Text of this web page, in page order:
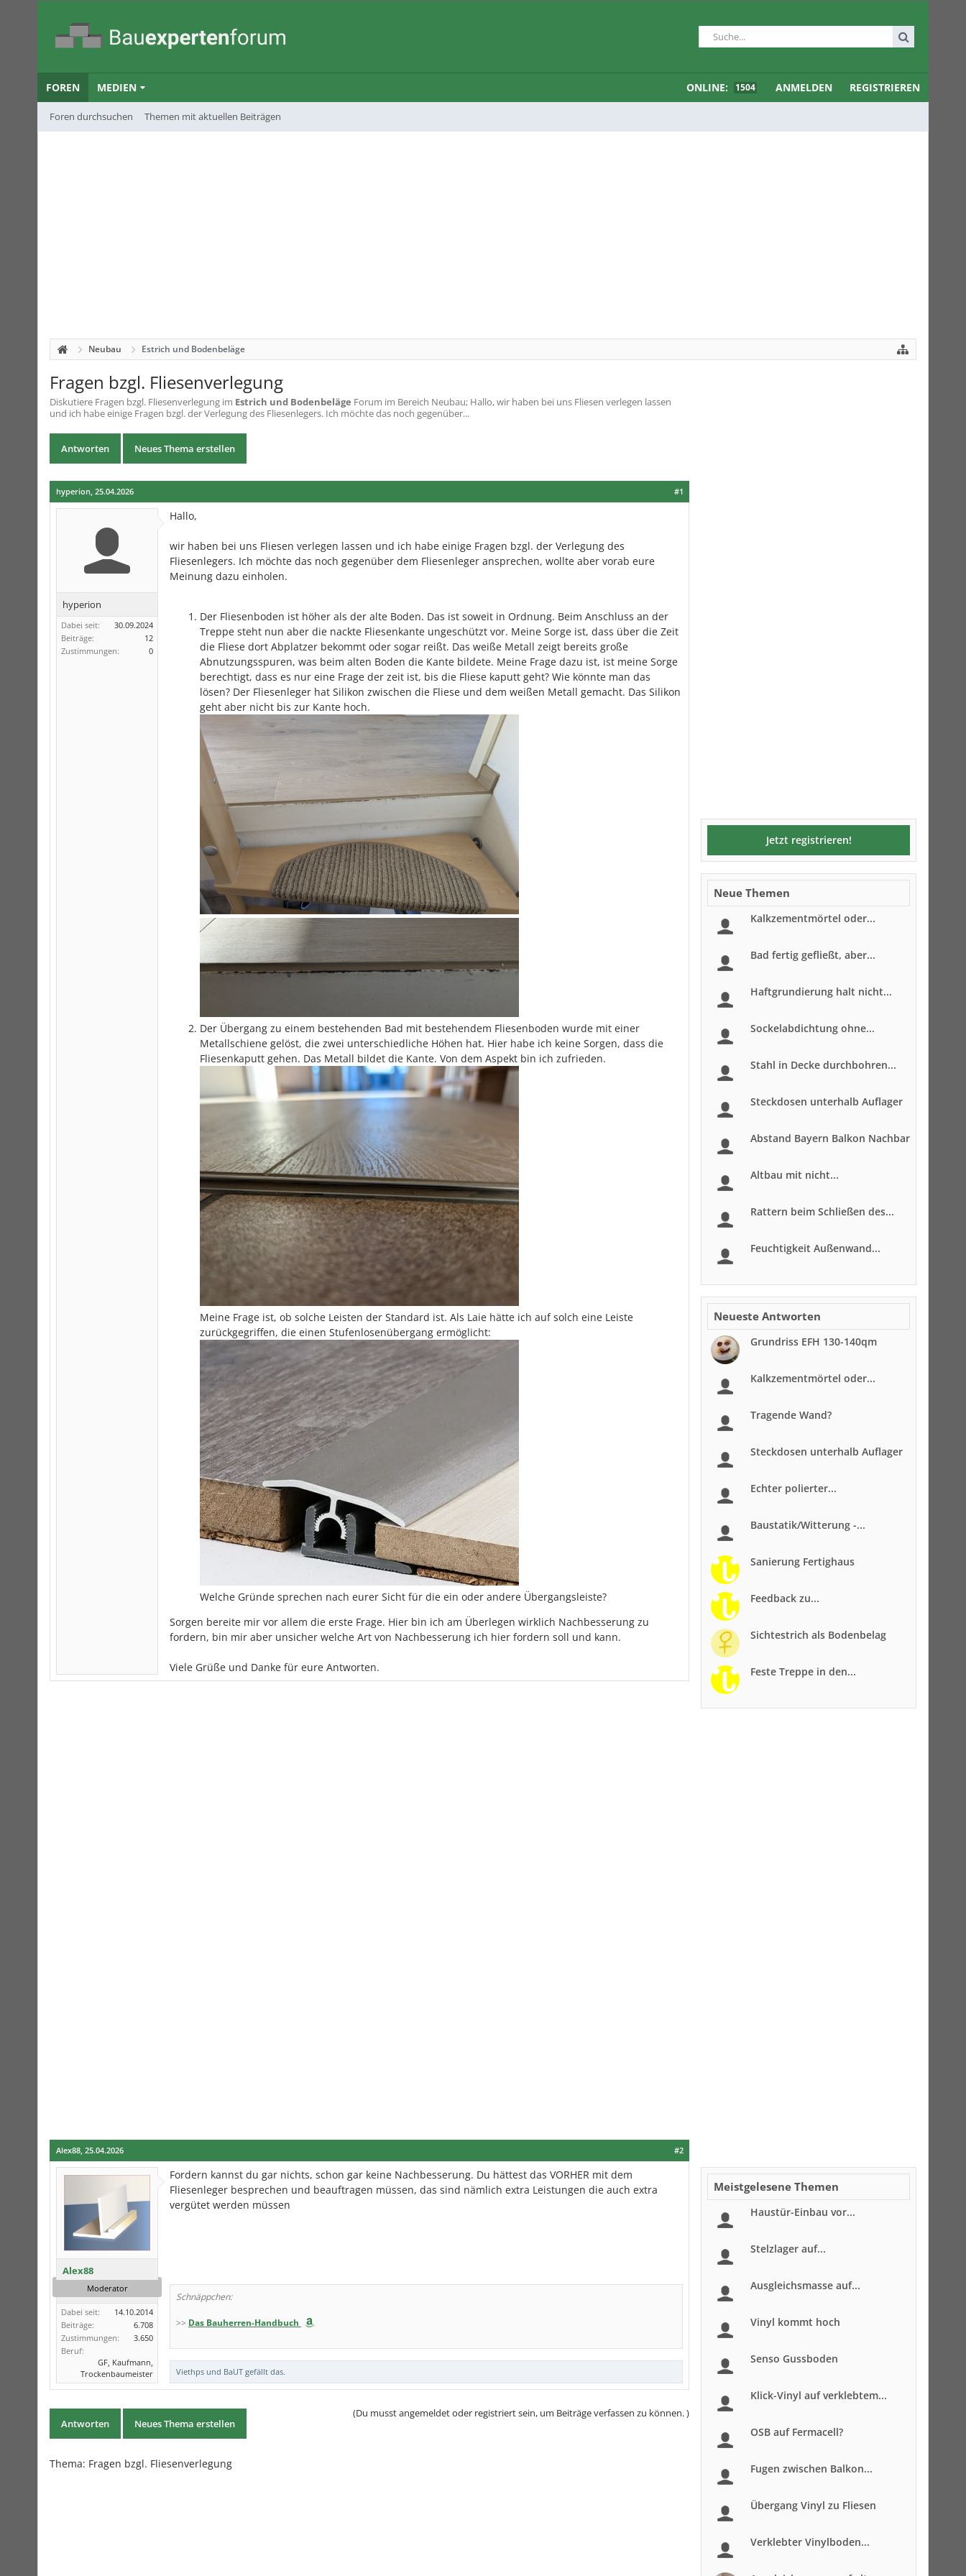
FOREN
Foren durchsuchen Themen mit aktuellen Beiträgen
MEDIEN ONLINE: 1504 ANMELDEN REGISTRIEREN
Neubau Estrich und Bodenbeläge
Fragen bzgl. Fliesenverlegung
Diskutiere Fragen bzgl. Fliesenverlegung im Estrich und Bodenbeläge Forum im Bereich Neubau; Hallo, wir haben bei uns Fliesen verlegen lassen
und ich habe einige Fragen bzgl. der Verlegung des Fliesenlegers. Ich möchte das noch gegenüber...
Antworten Neues Thema erstellen
#1
hyperion, 25.04.2026
hyperion
Dabei seit:
30.09.2024
Beiträge:
12
Zustimmungen:
0
Hallo,
wir haben bei uns Fliesen verlegen lassen und ich habe einige Fragen bzgl. der Verlegung des
Fliesenlegers. Ich möchte das noch gegenüber dem Fliesenleger ansprechen, wollte aber vorab eure
Meinung dazu einholen.
Der Fliesenboden ist höher als der alte Boden. Das ist soweit in Ordnung. Beim Anschluss an der
Treppe steht nun aber die nackte Fliesenkante ungeschützt vor. Meine Sorge ist, dass über die Zeit
die Fliese dort Abplatzer bekommt oder sogar reißt. Das weiße Metall zeigt bereits große
Abnutzungsspuren, was beim alten Boden die Kante bildete. Meine Frage dazu ist, ist meine Sorge
berechtigt, dass es nur eine Frage der zeit ist, bis die Fliese kaputt geht? Wie könnte man das
lösen? Der Fliesenleger hat Silikon zwischen die Fliese und dem weißen Metall gemacht. Das Silikon
geht aber nicht bis zur Kante hoch.
Der Übergang zu einem bestehenden Bad mit bestehendem Fliesenboden wurde mit einer
Metallschiene gelöst, die zwei unterschiedliche Höhen hat. Hier habe ich keine Sorgen, dass die
Fliesenkaputt gehen. Das Metall bildet die Kante. Von dem Aspekt bin ich zufrieden.
Meine Frage ist, ob solche Leisten der Standard ist. Als Laie hätte ich auf solch eine Leiste
zurückgegriffen, die einen Stufenlosenübergang ermöglicht:
Welche Gründe sprechen nach eurer Sicht für die ein oder andere Übergangsleiste?
Sorgen bereite mir vor allem die erste Frage. Hier bin ich am Überlegen wirklich Nachbesserung zu
fordern, bin mir aber unsicher welche Art von Nachbesserung ich hier fordern soll und kann.
Viele Grüße und Danke für eure Antworten.
#2
Alex88, 25.04.2026
Alex88
Moderator
Dabei seit:
14.10.2014
Beiträge:
6.708
Zustimmungen:
3.650
Beruf:
GF, Kaufmann,
Trockenbaumeister
Fordern kannst du gar nichts, schon gar keine Nachbesserung. Du hättest das VORHER mit dem
Fliesenleger besprechen und beauftragen müssen, das sind nämlich extra Leistungen die auch extra
vergütet werden müssen
Schnäppchen:
>> Das Bauherren-Handbuch
Viethps und BaUT gefällt das.
Antworten Neues Thema erstellen
(Du musst angemeldet oder registriert sein, um Beiträge verfassen zu können. )
Thema: Fragen bzgl. Fliesenverlegung
Jetzt registrieren!
Neue Themen
Kalkzementmörtel oder...
Bad fertig gefließt, aber...
Haftgrundierung halt nicht...
Sockelabdichtung ohne...
Stahl in Decke durchbohren...
Steckdosen unterhalb Auflager
Abstand Bayern Balkon Nachbar
Altbau mit nicht...
Rattern beim Schließen des...
Feuchtigkeit Außenwand...
Neueste Antworten
Grundriss EFH 130-140qm
Kalkzementmörtel oder...
Tragende Wand?
Steckdosen unterhalb Auflager
Echter polierter...
Baustatik/Witterung -...
Sanierung Fertighaus
Feedback zu...
Sichtestrich als Bodenbelag
Feste Treppe in den...
Meistgelesene Themen
Haustür-Einbau vor...
Stelzlager auf...
Ausgleichsmasse auf...
Vinyl kommt hoch
Senso Gussboden
Klick-Vinyl auf verklebtem...
OSB auf Fermacell?
Fugen zwischen Balkon...
Übergang Vinyl zu Fliesen
Verklebter Vinylboden...